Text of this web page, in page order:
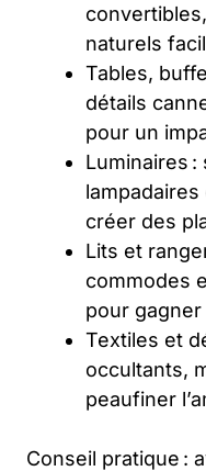
naturels
Tables,
détails
pour un
Luminaires
lampadaires
créer des
Lits et
commodes
pour gagner
Textiles et
occultants,
peaufiner
Conseil pratique :